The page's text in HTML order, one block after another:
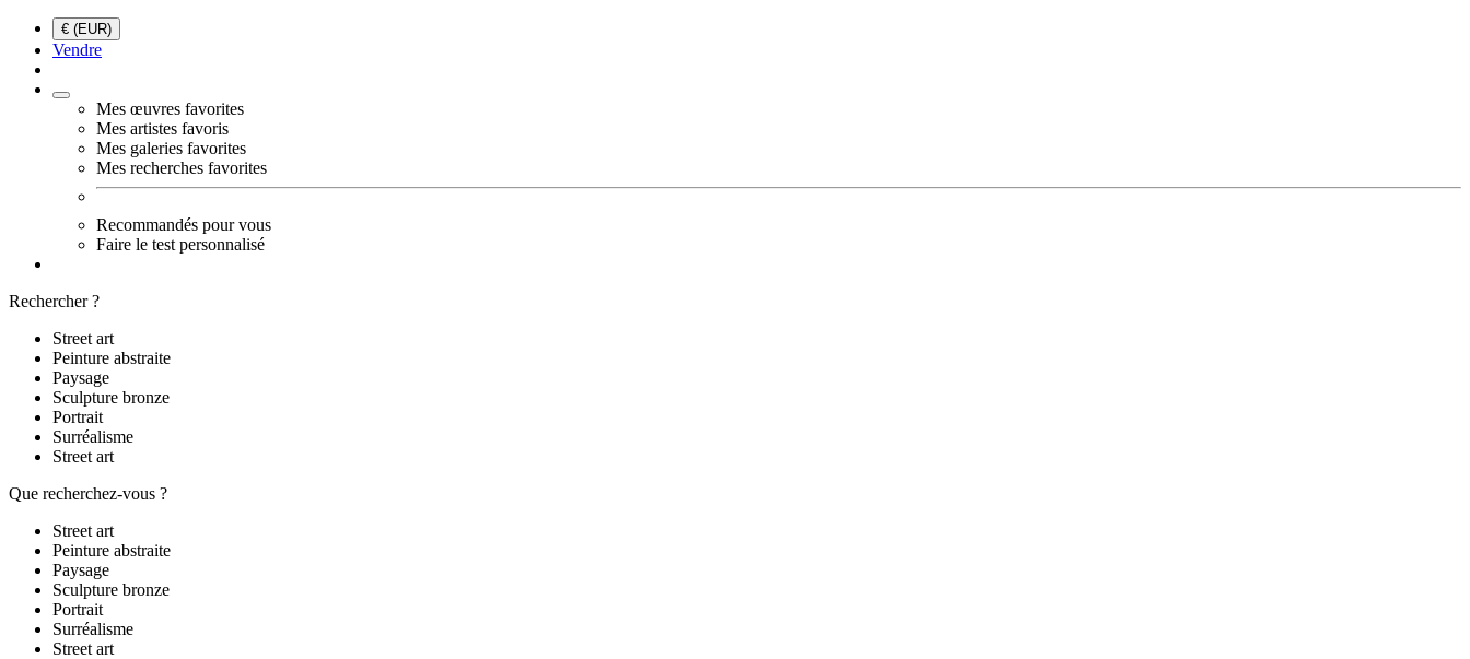
€ (EUR)
Vendre
Mes œuvres favorites
Mes artistes favoris
Mes galeries favorites
Mes recherches favorites
Recommandés pour vous
Faire le test personnalisé
Rechercher ?
Street art
Peinture abstraite
Paysage
Sculpture bronze
Portrait
Surréalisme
Street art
Que recherchez-vous ?
Street art
Peinture abstraite
Paysage
Sculpture bronze
Portrait
Surréalisme
Street art